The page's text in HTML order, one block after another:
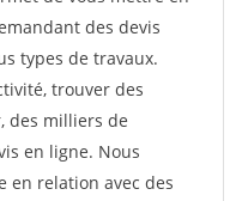
des devis
types de travaux.
trouver des
des milliers de
en ligne. Nous
en relation avec des